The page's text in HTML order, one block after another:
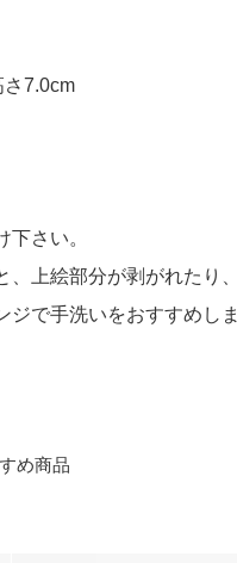
7.0cm
さい。
上絵部分が剥がれたり
で手洗いをおすすめしま
め商品